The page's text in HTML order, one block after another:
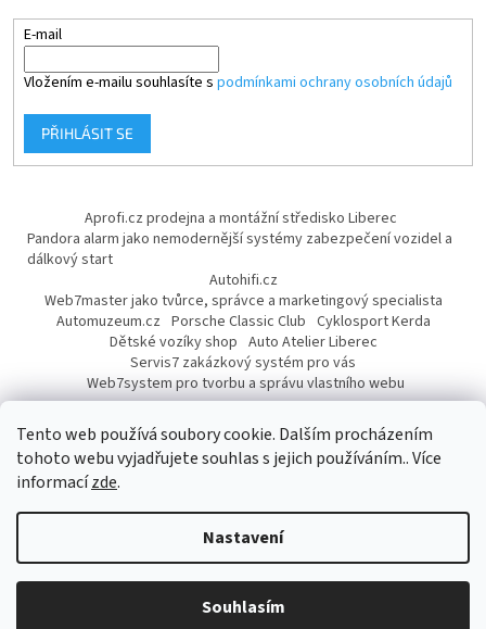
Tento web používá soubory cookie. Dalším procházením
tohoto webu vyjadřujete souhlas s jejich používáním.. Více
informacízde.
Nastavení
Souhlasím
E-mail
Vložením e-mailu souhlasíte s podmínkami ochrany osobních údajů
PŘIHLÁSIT SE
Aprofi.cz prodejna a montážní středisko Liberec
Pandora alarm jako nemodernější systémy zabezpečení vozidel a
dálkový start
Autohifi.cz
Web7master jako tvůrce, správce a marketingový specialista
Automuzeum.cz Porsche Classic Club Cyklosport Kerda
Dětské vozíky shop Auto Atelier Liberec
Servis7 zakázkový systém pro vás
Web7system pro tvorbu a správu vlastního webu
Dárek
Copyright 2026AUTOPROFI CZ. Všechna práva vyhrazena.Upravit
nastavení cookies